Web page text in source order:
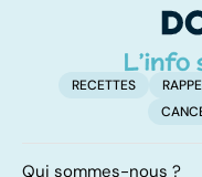
RECETTES
Qui sommes-nous ?